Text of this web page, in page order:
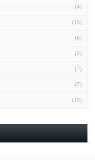
(4)
(16)
(6)
(9)
(7)
(7)
(19)